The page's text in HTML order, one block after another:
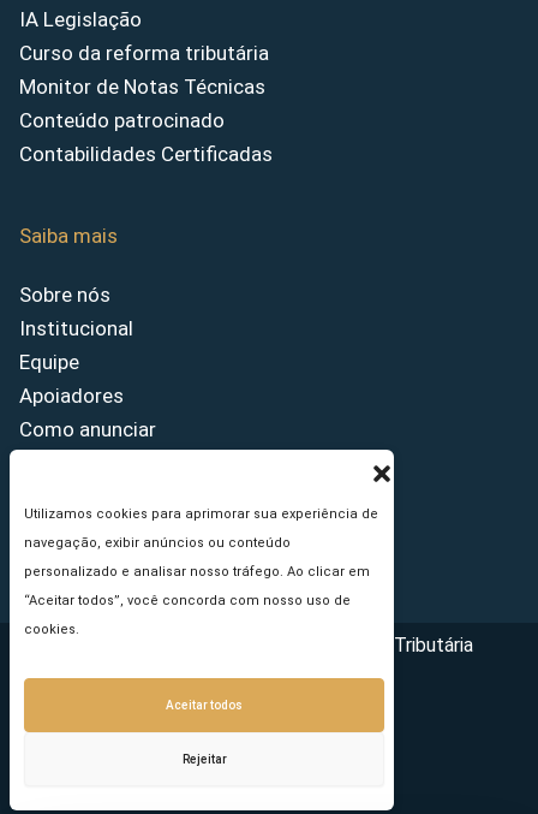
Utilizamos cookies para aprimorar sua experiência de
navegação, exibir anúncios ou conteúdo
personalizado e analisar nosso tráfego. Ao clicar em
“Aceitar todos”, você concorda com nosso uso de
cookies.
Aceitar todos
Rejeitar
IA Legislação
Curso da reforma tributária
Monitor de Notas Técnicas
Conteúdo patrocinado
Contabilidades Certificadas
Saiba mais
Sobre nós
Institucional
Equipe
Apoiadores
Como anunciar
Princípios Editoriais
Copyright © 2026 - Portal da Reforma Tributária